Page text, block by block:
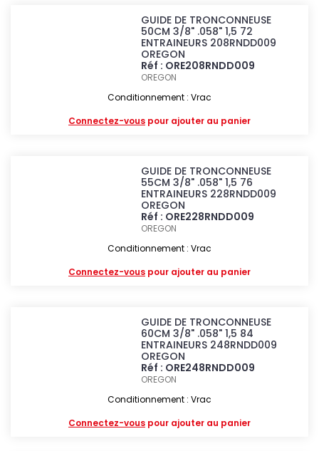
GUIDE DE TRONCONNEUSE
50CM 3/8" .058" 1,5 72
ENTRAINEURS 208RNDD009
OREGON
Réf : ORE208RNDD009
OREGON
Conditionnement : Vrac
Connectez-vous pour ajouter au panier
GUIDE DE TRONCONNEUSE
55CM 3/8" .058" 1,5 76
ENTRAINEURS 228RNDD009
OREGON
Réf : ORE228RNDD009
OREGON
Conditionnement : Vrac
Connectez-vous pour ajouter au panier
GUIDE DE TRONCONNEUSE
60CM 3/8" .058" 1,5 84
ENTRAINEURS 248RNDD009
OREGON
Réf : ORE248RNDD009
OREGON
Conditionnement : Vrac
Connectez-vous pour ajouter au panier